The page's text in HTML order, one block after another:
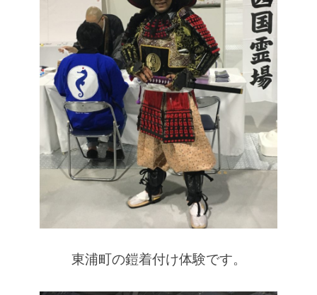
東浦町の鎧着付け体験です。